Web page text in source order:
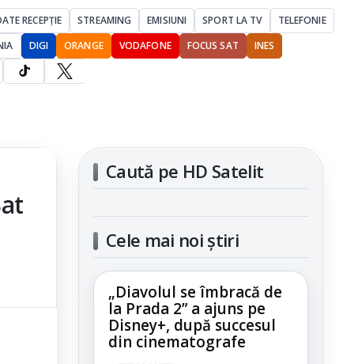
RECEPȚIE STREAMING EMISIUNI SPORT LA TV
TELEFONIE
DIGI ORANGE VODAFONE FOCUS SAT
INES
Caută pe HD Satelit
Cele mai noi știri
„Diavolul se îmbracă de
la Prada 2” a ajuns pe
Disney+, după succesul
din cinematografe